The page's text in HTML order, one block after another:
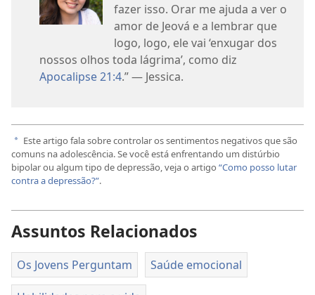
fazer isso. Orar me ajuda a ver o
amor de Jeová e a lembrar que
logo, logo, ele vai ‘enxugar dos
nossos olhos toda lágrima’, como diz
Apocalipse 21:4.” — Jessica.
a Este artigo fala sobre controlar os sentimentos negativos que são
comuns na adolescência. Se você está enfrentando um distúrbio
bipolar ou algum tipo de depressão, veja o artigo “Como posso lutar
contra a depressão?”.
Assuntos Relacionados
Os Jovens Perguntam Saúde emocional